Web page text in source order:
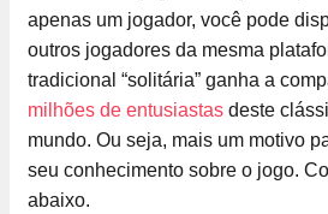
apenas um jogador, você pode
outros jogadores da mesma
tradicional “solitária” ganha a
milhões de entusiastas deste
mundo. Ou seja, mais um motivo
seu conhecimento sobre o jogo.
abaixo.